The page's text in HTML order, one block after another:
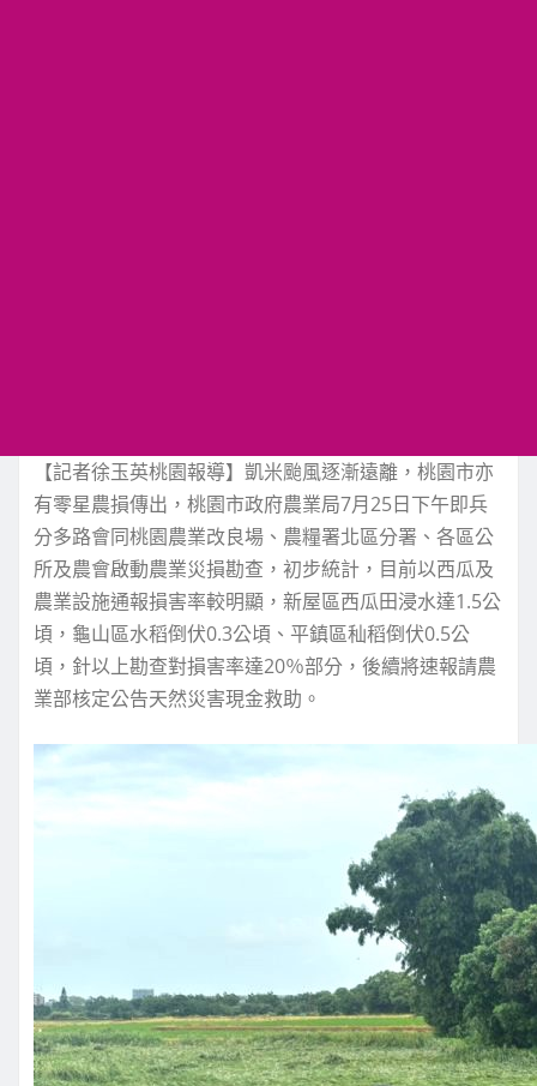
【記者徐玉英桃園報導】凱米颱風逐漸遠離，桃園市亦
有零星農損傳出，桃園市政府農業局7月25日下午即兵
分多路會同桃園農業改良場、農糧署北區分署、各區公
所及農會啟動農業災損勘查，初步統計，目前以西瓜及
農業設施通報損害率較明顯，新屋區西瓜田浸水達1.5公
頃，龜山區水稻倒伏0.3公頃、平鎮區秈稻倒伏0.5公
頃，針以上勘查對損害率達20％部分，後續將速報請農
業部核定公告天然災害現金救助。